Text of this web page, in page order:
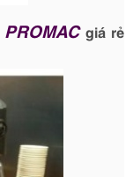
PROMACgiá rẻ